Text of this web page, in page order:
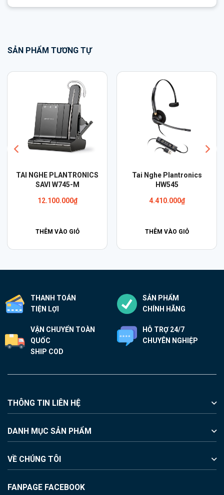
SẢN PHẨM TƯƠNG TỰ
Cáp Plantronics APV-63
EHS
2.070.000
THÊM VÀO GIỎ
Tai Nghe Plantronics
Voyager 4220 UC, USB-C
6.390.000
THÊM VÀO GIỎ
THANH TOÁN
TIỆN LỢI
SẢN PHẨM
CHÍNH HÃNG
VẬN CHUYỂN TOÀN
QUỐC
SHIP COD
HỖ TRỢ 24/7
CHUYÊN NGHIỆP
THÔNG TIN LIÊN HỆ
DANH MỤC SẢN PHẨM
VỀ CHÚNG TÔI
FANPAGE FACEBOOK